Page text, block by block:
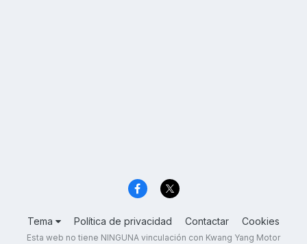
Tema Política de privacidad Contactar Cookies
Esta web no tiene NINGUNA vinculación con Kwang Yang Motor